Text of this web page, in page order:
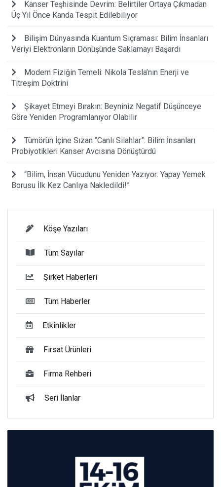
Kanser Teşhisinde Devrim: Belirtiler Ortaya Çıkmadan
Üç Yıl Önce Kanda Tespit Edilebiliyor
Bilişim Dünyasında Kuantum Sıçraması: Bilim İnsanları
Veriyi Elektronların Dönüşünde Saklamayı Başardı
Modern Fiziğin Temeli: Nikola Tesla’nın Enerji ve
Titreşim Doktrini
Şikayet Etmeyi Bırakın: Beyniniz Negatif Düşünceye
Göre Yeniden Programlanıyor Olabilir
Tümörün İçine Sızan “Canlı Silahlar”: Bilim İnsanları
Probiyotikleri Kanser Avcısına Dönüştürdü
“Bilim, İnsan Vücudunu Yeniden Yazıyor: Yapay Yemek
Borusu İlk Kez Canlıya Nakledildi!”
Köşe Yazıları
Tüm Sayılar
Şirket Haberleri
Tüm Haberler
Etkinlikler
Fırsat Ürünleri
Firma Rehberi
Seri İlanlar